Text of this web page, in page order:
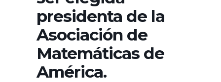
presidenta de la
Asociación de
Matemáticas de
América.